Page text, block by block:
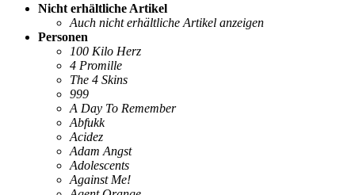
Nicht erhältliche Artikel
Auch nicht erhältliche Artikel anzeigen
Personen
100 Kilo Herz
4 Promille
The 4 Skins
999
A Day To Remember
Abfukk
Acidez
Adam Angst
Adolescents
Against Me!